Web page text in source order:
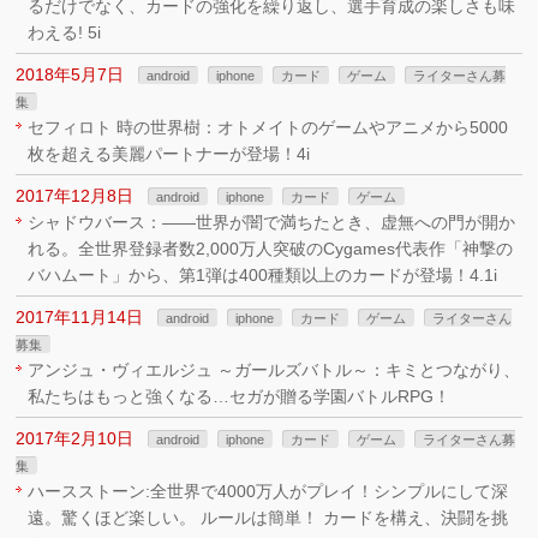
るだけでなく、カードの強化を繰り返し、選手育成の楽しさも味
わえる! 5i
2018年5月7日 android iphone カード ゲーム
ライターさん募
集
セフィロト 時の世界樹：オトメイトのゲームやアニメから5000
枚を超える美麗パートナーが登場！4i
2017年12月8日 android iphone カード ゲーム
シャドウバース：――世界が闇で満ちたとき、虚無への門が開か
れる。全世界登録者数2,000万人突破のCygames代表作「神撃の
バハムート」から、第1弾は400種類以上のカードが登場！4.1i
2017年11月14日 android iphone カード ゲーム
ライターさん
募集
アンジュ・ヴィエルジュ ～ガールズバトル～：キミとつながり、
私たちはもっと強くなる…セガが贈る学園バトルRPG！
2017年2月10日 android iphone カード ゲーム
ライターさん募
集
ハースストーン:全世界で4000万人がプレイ！シンプルにして深
遠。驚くほど楽しい。 ルールは簡単！ カードを構え、決闘を挑